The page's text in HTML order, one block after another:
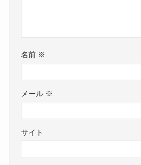
名前 ※
メール ※
サイト